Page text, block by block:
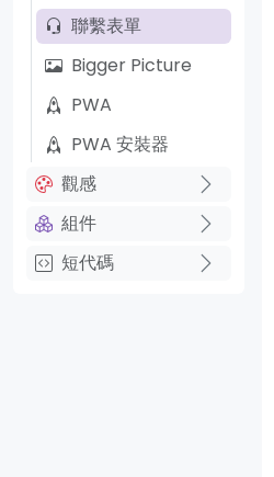
聯繫表單
Bigger Picture
PWA
PWA 安裝器
觀感
組件
短代碼